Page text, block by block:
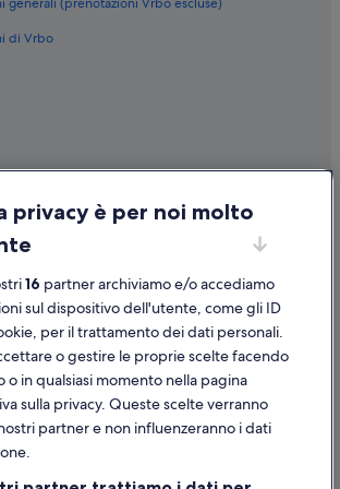
fare shopping
servizio concierge
Wi-Fi
neve
famiglie
servizi business
hotel
di Vrbo
e segnalazione dei contenuti
volo
prenotazione di un hotel o una casa vacanze
privacy è per noi molto
16 partner archiviamo e/o accediamo
sul dispositivo dell'utente, come gli ID
per il trattamento dei dati personali.
o gestire le proprie scelte facendo
o in qualsiasi momento nella pagina
sulla privacy. Queste scelte verranno
partner e non influenzeranno i dati